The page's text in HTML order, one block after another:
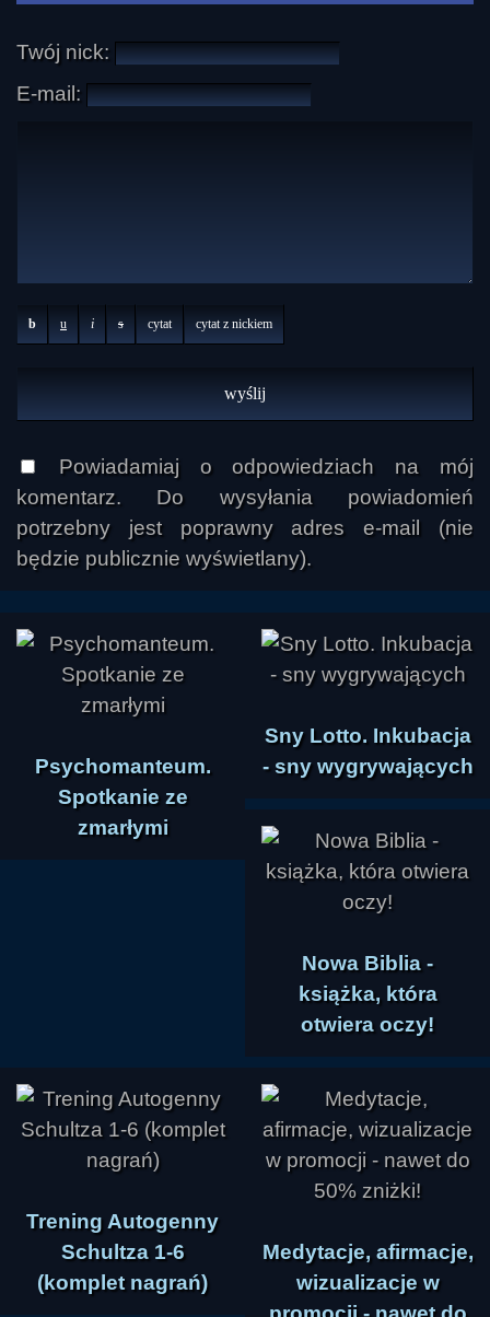
Twój nick:
E-mail:
b u i s cytat cytat z nickiem
Powiadamiaj o odpowiedziach na mój
komentarz. Do wysyłania powiadomień
potrzebny jest poprawny adres e-mail (nie
będzie publicznie wyświetlany).
Psychomanteum.
Spotkanie ze
zmarłymi
Sny Lotto. Inkubacja
- sny wygrywających
Nowa Biblia -
książka, która
otwiera oczy!
Trening Autogenny
Schultza 1-6
(komplet nagrań)
Medytacje, afirmacje,
wizualizacje w